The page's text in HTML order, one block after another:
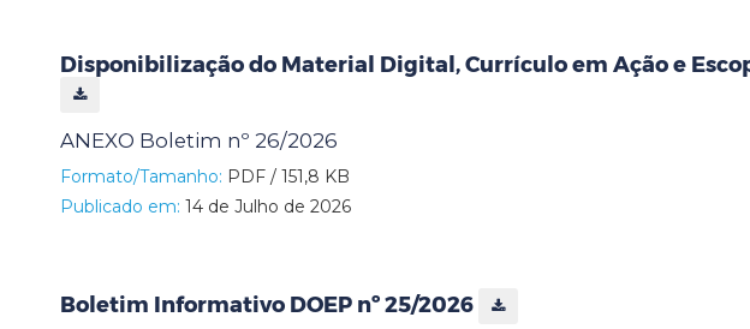
Disponibilização do Material Digital, Currículo em Ação e
ANEXO Boletim nº 26/2026
Formato/Tamanho: PDF / 151,8 KB
Publicado em: 14 de Julho de 2026
Boletim Informativo DOEP nº 25/2026